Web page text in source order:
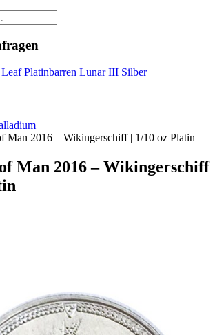
Platinbarren Lunar III Silber
Man 2016 – Wikingerschiff | 1/10 oz Platin
Man 2016 – Wikingerschiff